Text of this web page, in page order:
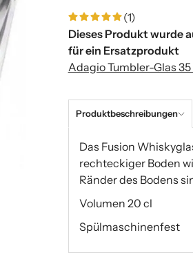
(1)
Dieses Produkt wurde
für ein Ersatzprodukt
Adagio Tumbler-Glas 35
Produktbeschreibungen
Das Fusion
rechteckiger Boden
Ränder des Bodens
Volumen 20 cl
Spülmaschinenfest